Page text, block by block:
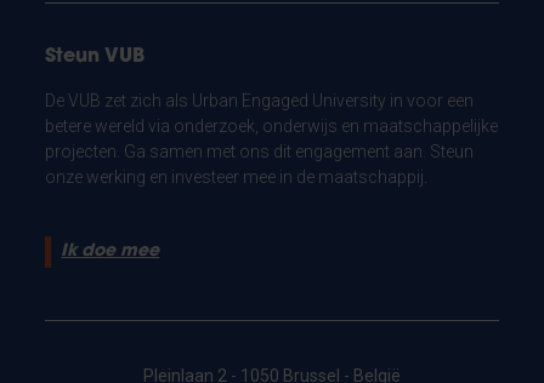
Steun VUB
De VUB zet zich als Urban Engaged University in voor een
betere wereld via onderzoek, onderwijs en maatschappelijke
projecten. Ga samen met ons dit engagement aan. Steun
onze werking en investeer mee in de maatschappij.
Ik doe mee
Pleinlaan 2 - 1050 Brussel - België